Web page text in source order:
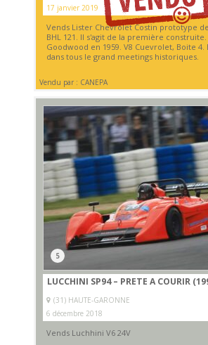
17 janvier 2019
Vends Lister Chevrolet Costin prototype de
BHL 121. Il s'agit de la première
Goodwood en 1959. V8 Cuevrolet, Boite 4.
dans tous le grand meetings historiques.
Vendu par : CANEPA
5
LUCCHINI SP94 – PRETE A COURIR
(31) HAUTE-GARONNE
6 décembre 2018
Vends Luchhini V6 24V